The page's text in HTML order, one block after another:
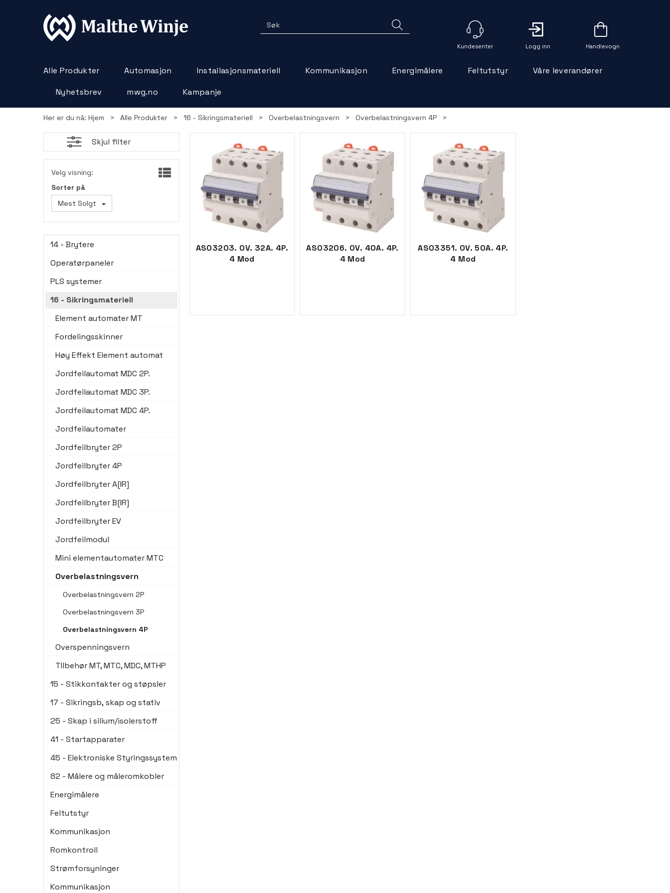
Logg inn Handlevogn
Alle Produkter Automasjon Installasjonsmateriell Kommunikasjon Energimålere Feltutstyr Våre leverandører
Nyhetsbrev mwg.no Kampanje
Her er du nå: Hjem > Alle Produkter > 16 - Sikringsmateriell > Overbelastningsvern > Overbelastningsvern 4P >
Skjul filter
Velg visning:
Sorter på
Mest Solgt
14 - Brytere
Operatørpaneler
PLS systemer
16 - Sikringsmateriell
Element automater MT
Fordelingsskinner
Høy Effekt Element automat
Jordfeilautomat MDC 2P.
Jordfeilautomat MDC 3P.
Jordfeilautomat MDC 4P.
Jordfeilautomater
Jordfeilbryter 2P
Jordfeilbryter 4P
Jordfeilbryter A[IR]
Jordfeilbryter B[IR]
Jordfeilbryter EV
Jordfeilmodul
Mini elementautomater MTC
Overbelastningsvern
Overbelastningsvern 2P
Overbelastningsvern 3P
Overbelastningsvern 4P
Overspenningsvern
TIlbehør MT, MTC, MDC, MTHP
15 - Stikkontakter og støpsler
17 - Sikringsb, skap og stativ
25 - Skap i silium/isolerstoff
41 - Startapparater
45 - Elektroniske Styringssystem
82 - Målere og måleromkobler
Energimålere
Feltutstyr
Kommunikasjon
Romkontroll
Strømforsyninger
Kommunikasjon
AS03203. OV. 32A. 4P.
4 Mod
AS03206. OV. 40A. 4P.
4 Mod
AS03351. OV. 50A. 4P.
4 Mod